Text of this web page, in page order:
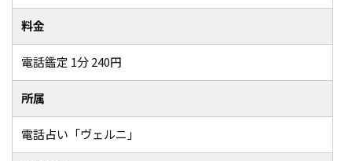
料金
電話鑑定 1分 240円
所属
電話占い「ヴェルニ」